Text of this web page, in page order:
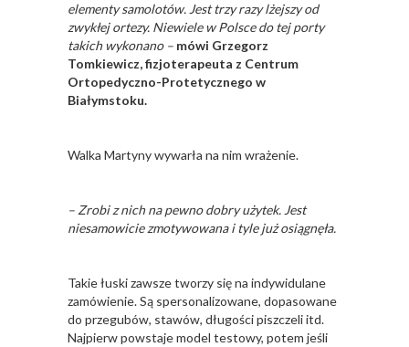
elementy samolotów. Jest trzy razy lżejszy od
zwykłej ortezy. Niewiele w Polsce do tej porty
takich wykonano – mówi Grzegorz
Tomkiewicz, fizjoterapeuta z Centrum
Ortopedyczno-Protetycznego w
Białymstoku.
Walka Martyny wywarła na nim wrażenie.
– Zrobi z nich na pewno dobry użytek. Jest
niesamowicie zmotywowana i tyle już osiągnęła.
Takie łuski zawsze tworzy się na indywidulane
zamówienie. Są spersonalizowane, dopasowane
do przegubów, stawów, długości piszczeli itd.
Najpierw powstaje model testowy, potem jeśli